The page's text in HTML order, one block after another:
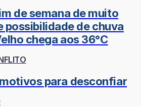
de semana de muito
possibilidade de chuva
chega aos 36°C
para desconfiar